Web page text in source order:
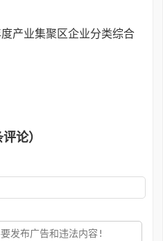
产业集聚区企业分类综合
论）